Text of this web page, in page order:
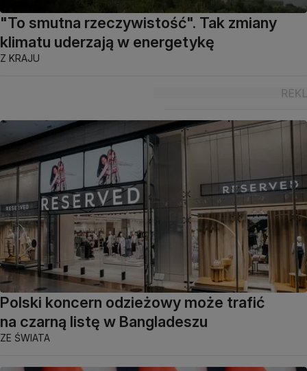
"To smutna rzeczywistość". Tak zmiany
klimatu uderzają w energetykę
Z KRAJU
Polski koncern odzieżowy może trafić
na czarną listę w Bangladeszu
ZE ŚWIATA